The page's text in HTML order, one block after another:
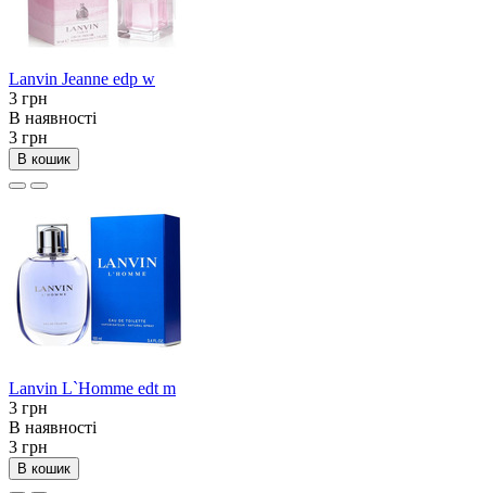
Lanvin Jeanne edp w
3 грн
В наявності
3 грн
В кошик
Lanvin L`Homme edt m
3 грн
В наявності
3 грн
В кошик